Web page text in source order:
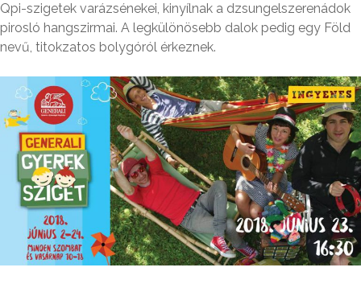
Qpi-szigetek varázsénekei, kinyílnak a dzsungelszerenádok
pirosló hangszirmai. A legkülönösebb dalok pedig egy Föld
nevű, titokzatos bolygóról érkeznek.